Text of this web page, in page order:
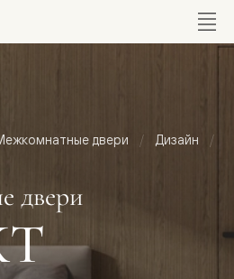
двери Дизайн
двери